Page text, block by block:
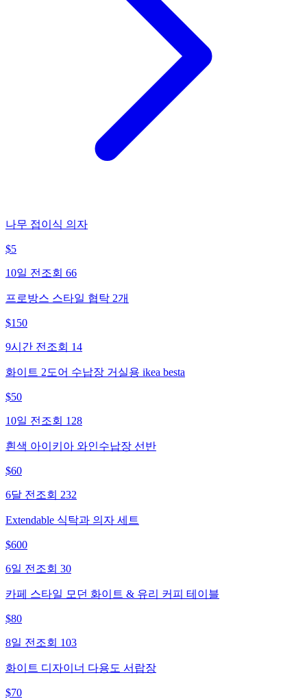
나무 접이식 의자
$5
10일 전 조회 66
프로방스 스타일 협탁 2개
$150
9시간 전 조회 14
화이트 2도어 수납장 거실용 ikea besta
$50
10일 전 조회 128
흰색 아이키아 와인수납장 선반
$60
6달 전 조회 232
Extendable 식탁과 의자 세트
$600
6일 전 조회 30
카페 스타일 모던 화이트 & 유리 커피 테이블
$80
8일 전 조회 103
화이트 디자이너 다용도 서랍장
$70